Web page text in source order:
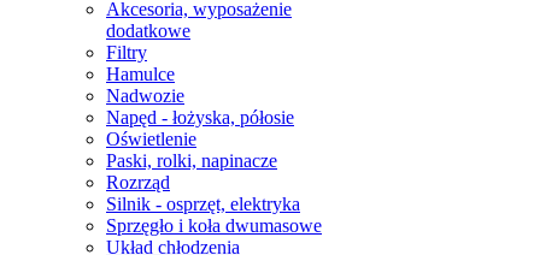
Akcesoria, wyposażenie
dodatkowe
Filtry
Hamulce
Nadwozie
Napęd - łożyska, półosie
Oświetlenie
Paski, rolki, napinacze
Rozrząd
Silnik - osprzęt, elektryka
Sprzęgło i koła dwumasowe
Układ chłodzenia